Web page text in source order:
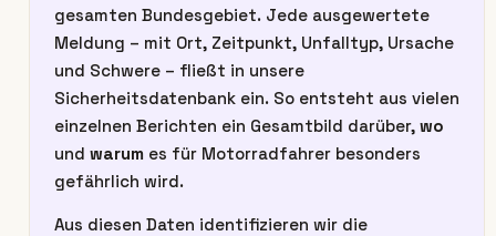
gesamten Bundesgebiet. Jede ausgewertete
Meldung – mit Ort, Zeitpunkt, Unfalltyp, Ursache
und Schwere – fließt in unsere
Sicherheitsdatenbank ein. So entsteht aus vielen
einzelnen Berichten ein Gesamtbild darüber, wo
und warum es für Motorradfahrer besonders
gefährlich wird.
Aus diesen Daten identifizieren wir die